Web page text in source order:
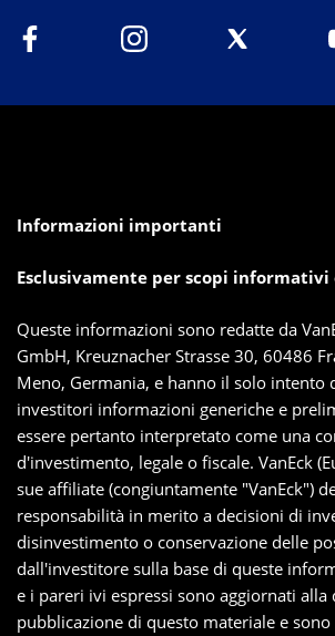
Informazioni importanti
Esclusivamente per scopi
Queste informazioni sono redatte da
GmbH, Kreuznacher Strasse 30, 60486
Meno, Germania, e hanno il solo intento
investitori informazioni generiche e
essere pertanto interpretato come una
d'investimento, legale o fiscale. VanEck
sue affiliate (congiuntamente "VanEck")
responsabilità in merito a decisioni di
disinvestimento o conservazione delle
dall'investitore sulla base di queste
e i pareri ivi espressi sono aggiornati alla
pubblicazione di questo materiale e sono